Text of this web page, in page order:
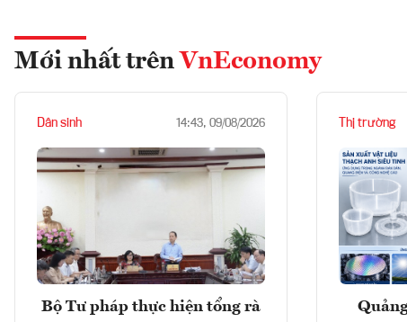
Mới nhất trên VnEconomy
Dân sinh 14:43, 09/08/2026
Bộ Tư pháp thực hiện tổng rà
Thị trường